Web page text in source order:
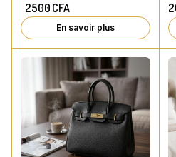
2500 CFA
En savoir plus